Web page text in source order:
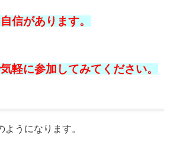
信があります。
軽に参加してみてください。
うになります。